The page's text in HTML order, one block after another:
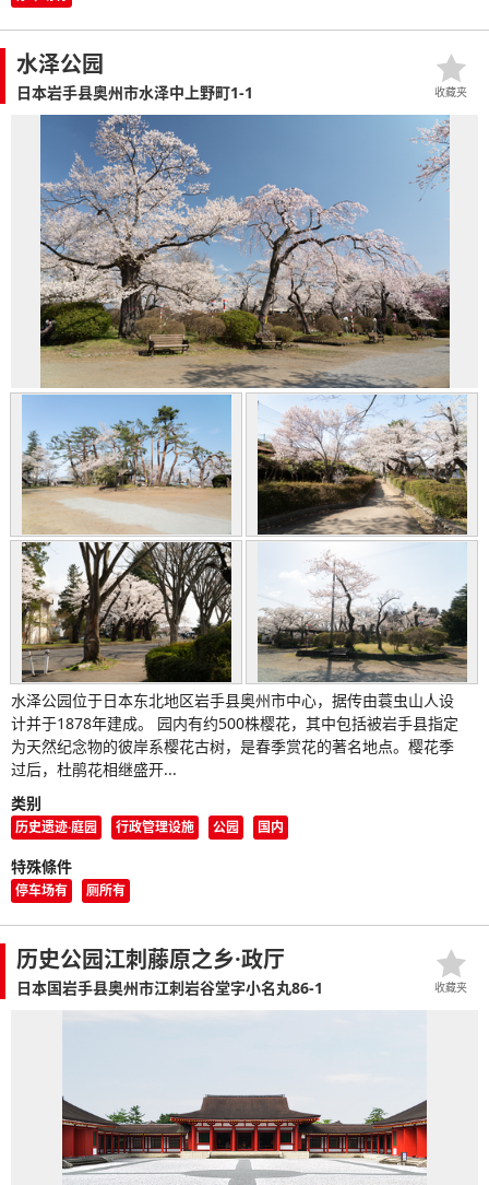
水泽公园
日本岩手县奥州市水泽中上野町1-1
水泽公园位于日本东北地区岩手县奥州市中心，据传由蓑虫山人设
计并于1878年建成。 园内有约500株樱花，其中包括被岩手县指定
为天然纪念物的彼岸系樱花古树，是春季赏花的著名地点。樱花季
过后，杜鹃花相继盛开...
类别
历史遗迹·庭园 行政管理设施 公园 国内
特殊條件
停车场有 厕所有
收藏夹
历史公园江刺藤原之乡·政厅
日本国岩手县奥州市江刺岩谷堂字小名丸86-1 收藏夹